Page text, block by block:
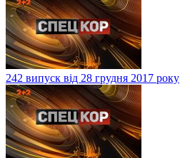
242 випуск від 28 грудня 2017 року